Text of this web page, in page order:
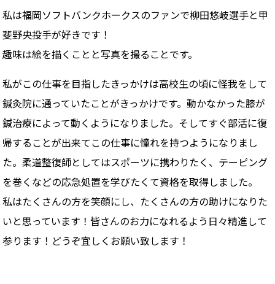
私は福岡ソフトバンクホークスのファンで柳田悠岐選手と甲
斐野央投手が好きです！
趣味は絵を描くことと写真を撮ることです。
私がこの仕事を目指したきっかけは高校生の頃に怪我をして
鍼灸院に通っていたことがきっかけです。動かなかった膝が
鍼治療によって動くようになりました。そしてすぐ部活に復
帰することが出来てこの仕事に憧れを持つようになりまし
た。柔道整復師としてはスポーツに携わりたく、テーピング
を巻くなどの応急処置を学びたくて資格を取得しました。
私はたくさんの方を笑顔にし、たくさんの方の助けになりた
いと思っています！皆さんのお力になれるよう日々精進して
参ります！どうぞ宜しくお願い致します！